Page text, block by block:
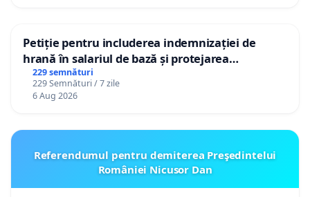
Petiție pentru includerea indemnizației de
hrană în salariul de bază și protejarea
gradațiilor de vechime pentru asistenții
personali
229 semnături
229 Semnături / 7 zile
6 Aug 2026
Referendumul pentru demiterea Preşedintelui
României Nicusor Dan